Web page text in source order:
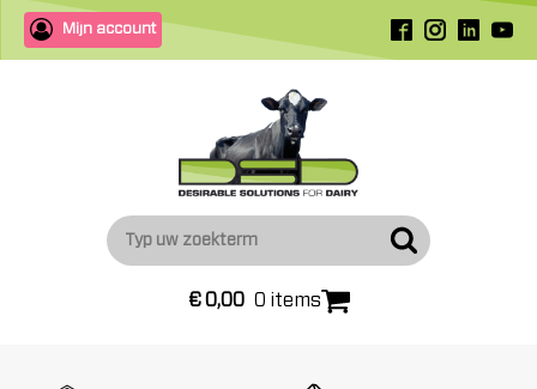
Mijn account
€0,00 0 items